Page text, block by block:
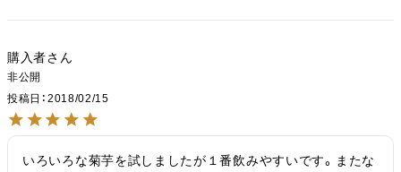
購入者
非公開
投稿日
2018/02/15
いろいろな菊芋を試しましたが１番飲みやすいです。またな